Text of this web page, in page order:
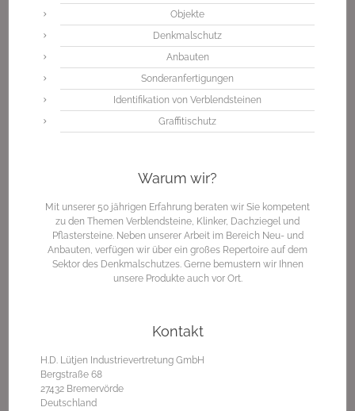
Objekte
Denkmalschutz
Anbauten
Sonderanfertigungen
Identifikation von Verblendsteinen
Graffitischutz
Warum wir?
Mit unserer 50 jährigen Erfahrung beraten wir Sie kompetent
zu den Themen Verblendsteine, Klinker, Dachziegel und
Pflastersteine. Neben unserer Arbeit im Bereich Neu- und
Anbauten, verfügen wir über ein großes Repertoire auf dem
Sektor des Denkmalschutzes. Gerne bemustern wir Ihnen
unsere Produkte auch vor Ort.
Kontakt
H.D. Lütjen Industrievertretung GmbH
Bergstraße 68
27432 Bremervörde
Deutschland